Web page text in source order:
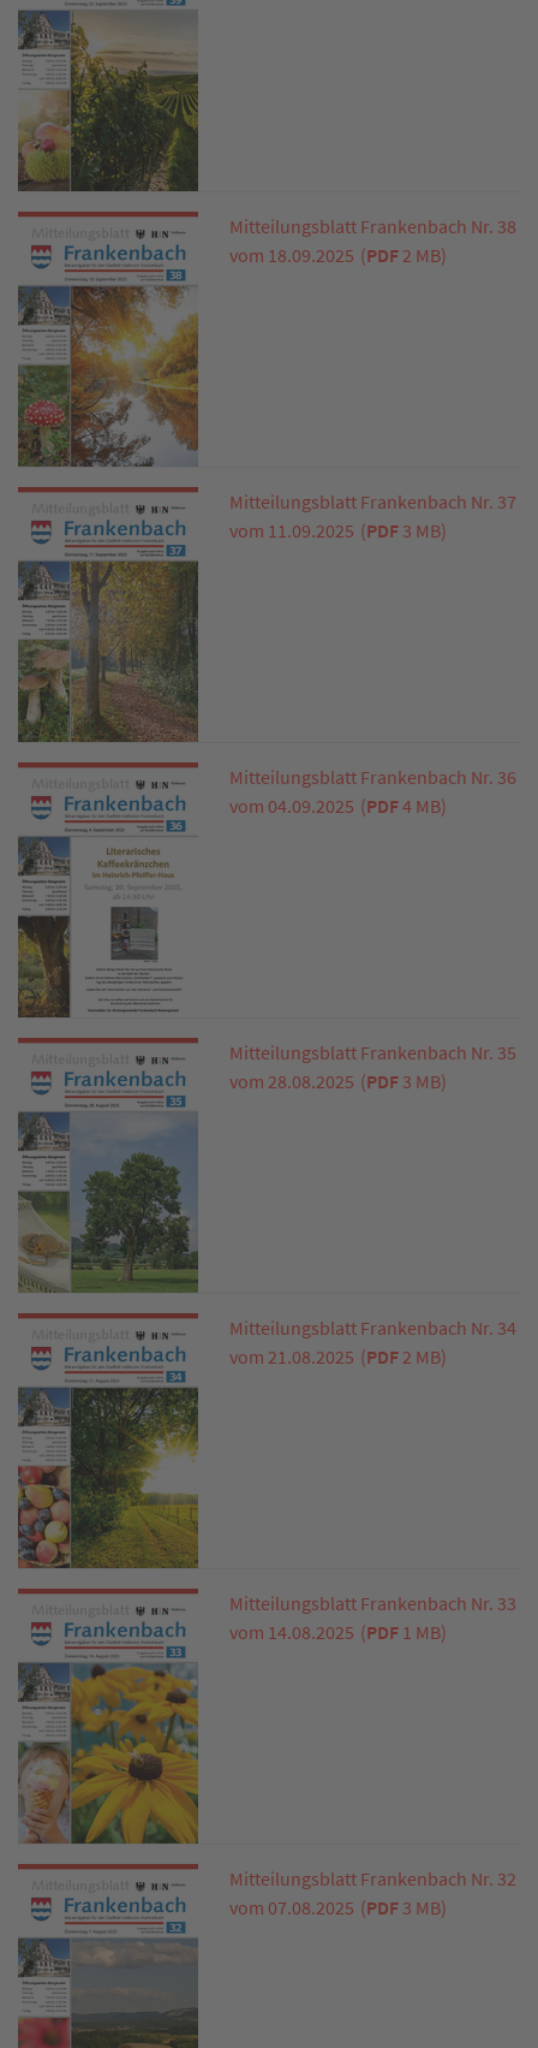
Mitteilungsblatt Frankenbach Nr. 38
vom 18.09.2025 (PDF 2 MB)
Mitteilungsblatt Frankenbach Nr. 37
vom 11.09.2025 (PDF 3 MB)
Mitteilungsblatt Frankenbach Nr. 36
vom 04.09.2025 (PDF4 MB)
Mitteilungsblatt Frankenbach Nr. 35
vom 28.08.2025 (PDF 3 MB)
Mitteilungsblatt Frankenbach Nr. 34
vom 21.08.2025 (PDF 2 MB)
Mitteilungsblatt Frankenbach Nr. 33
vom 14.08.2025 (PDF 1 MB)
Mitteilungsblatt Frankenbach Nr. 32
vom 07.08.2025 (PDF 3 MB)